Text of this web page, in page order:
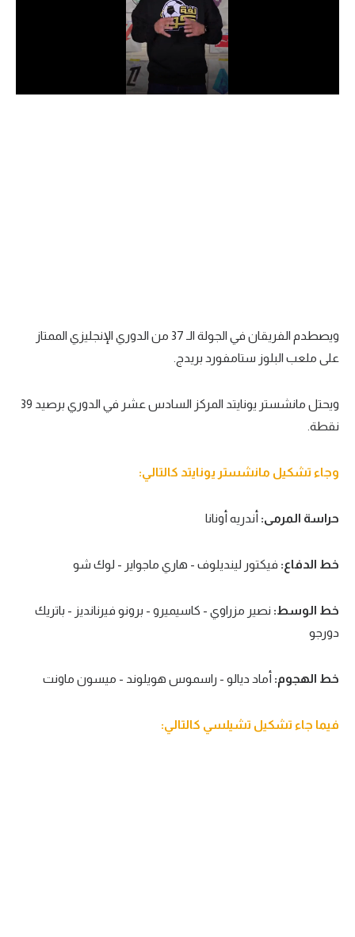
دوري أبطال إفريقيا
سعودي في الجول
الدوري الإنجليزي
الدوري الإسباني
دوري أبطال أوروبا
القسم الثاني
أمم إفريقيا
كرة السلة الأمريكية
الوطن العربي
في المونديال
ويصطدم الفريقان في الجولة الـ 37 من الدوري الإنجليزي الممتاز
على ملعب البلوز ستامفورد بريدج.
ويحتل مانشستر يونايتد المركز السادس عشر في الدوري برصيد 39
نقطة.
وجاء تشكيل مانشستر يونايتد كالتالي:
حراسة المرمى: أندريه أونانا
خط الدفاع: فيكتور لينديلوف - هاري ماجواير - لوك شو
خط الوسط: نصير مزراوي - كاسيميرو - برونو فيرنانديز - باتريك
دورجو
خط الهجوم: أماد ديالو - راسموس هويلوند - ميسون ماونت
فيما جاء تشكيل تشيلسي كالتالي: